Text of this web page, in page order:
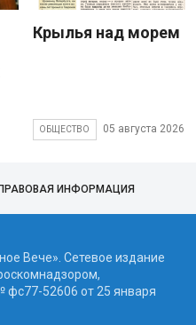
Крылья над морем
ОБЩЕСТВО 05 августа 2026
ИНФОРМАЦИЯ
Вече». Сетевое издание
фc77-52606 от 25 января